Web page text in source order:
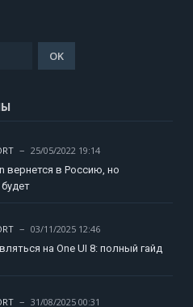
25/05/2022 19:14
вернется в Россию, но
03/11/2025 12:46
на One UI 8: полный гайд
31/08/2025 00:31